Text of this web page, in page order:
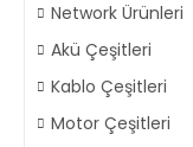
Network Ürünleri
Akü Çeşitleri
Kablo Çeşitleri
Motor Çeşitleri